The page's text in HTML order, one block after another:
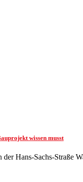
wissen musst
Hans-Sachs-Straße